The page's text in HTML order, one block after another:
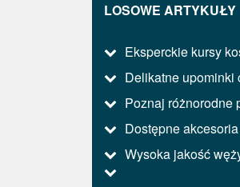
LOSOWE ARTYKUŁY
Eksperckie kursy
Delikatne upominki
Poznaj różnorodne
Dostępne
Wysoka jakość